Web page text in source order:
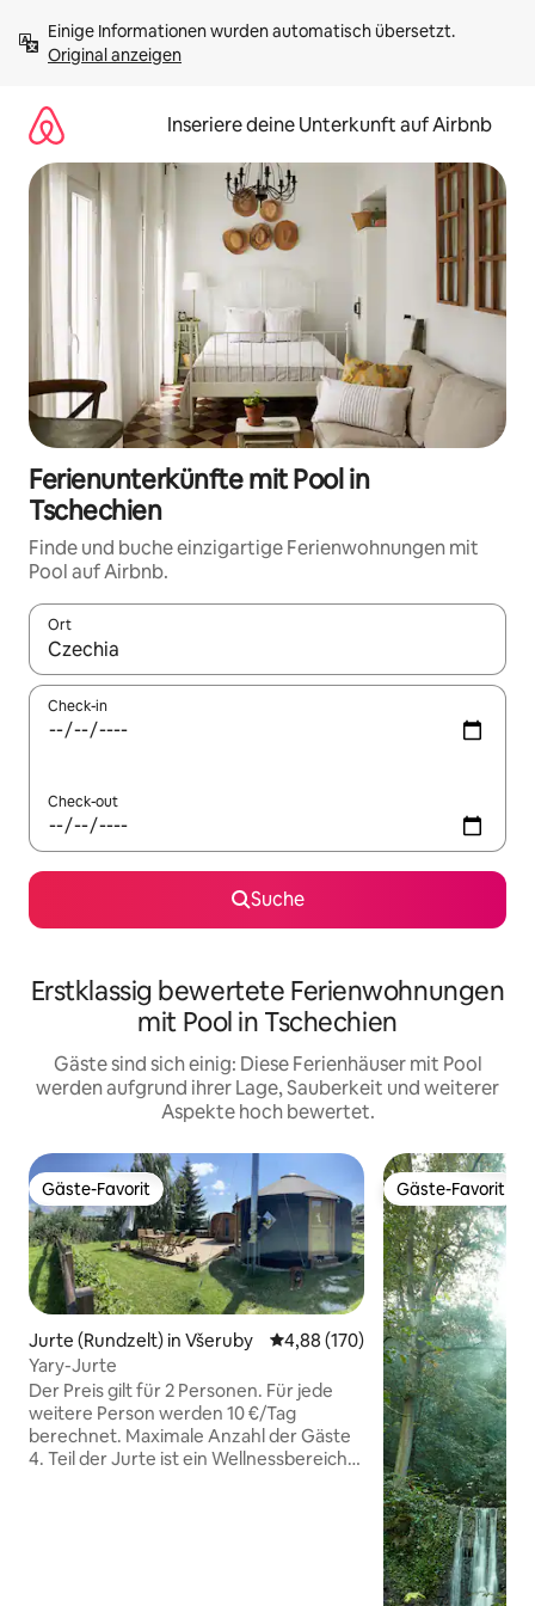
Inhalten
springenOriginal anzeigen
Inseriere deine Unterkunft auf Airbnb
Ferienunterkünfte mit Pool in
Tschechien
Finde und buche einzigartige Ferienwohnungen mit
Pool auf Airbnb.
Ort
Wenn Ergebnisse verfügbar sind, navigiere mit den
Check-in
Check-out
Suche
Erstklassig bewertete Ferienwohnungen
mit Pool in Tschechien
Gäste sind sich einig: Diese Ferienhäuser mit Pool
werden aufgrund ihrer Lage, Sauberkeit und weiterer
Aspekte hoch bewertet.
Gäste-Favorit
Gäste-Favorit
Jurte (Rundzelt) in Všeruby Durchschnittliche Bewertung:
4,88 (170)
Yary-Jurte
Der Preis gilt für 2 Personen. Für jede
weitere Person werden 10 €/Tag
berechnet. Maximale Anzahl der Gäste
4. Teil der Jurte ist ein Wellnessbereich,
Gäste-Favorit
Gäste-Favorit